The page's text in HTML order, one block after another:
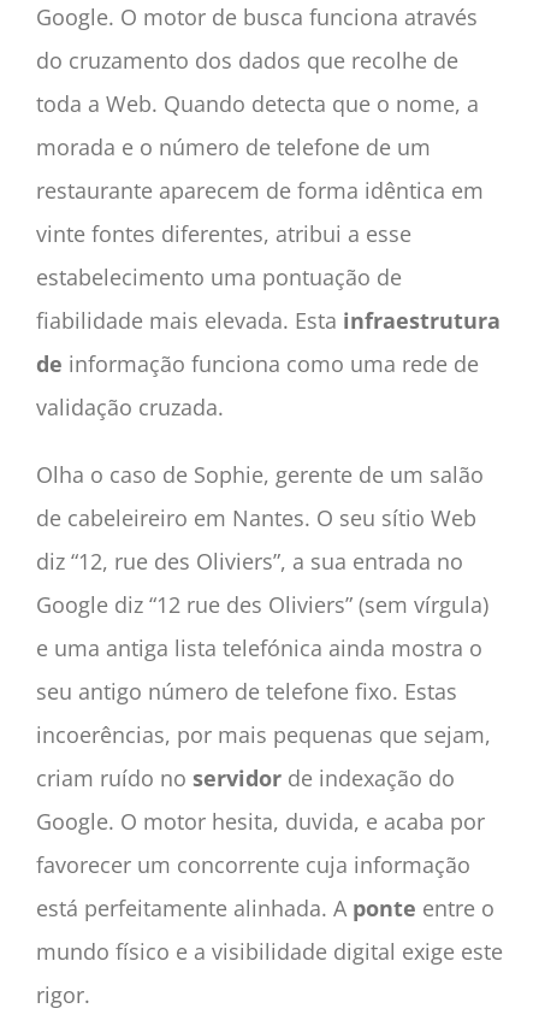
Google. O motor de busca funciona através
do cruzamento dos dados que recolhe de
toda a Web. Quando detecta que o nome, a
morada e o número de telefone de um
restaurante aparecem de forma idêntica em
vinte fontes diferentes, atribui a esse
estabelecimento uma pontuação de
fiabilidade mais elevada. Esta infraestrutura
de informação funciona como uma rede de
validação cruzada.
Olha o caso de Sophie, gerente de um salão
de cabeleireiro em Nantes. O seu sítio Web
diz “12, rue des Oliviers”, a sua entrada no
Google diz “12 rue des Oliviers” (sem vírgula)
e uma antiga lista telefónica ainda mostra o
seu antigo número de telefone fixo. Estas
incoerências, por mais pequenas que sejam,
criam ruído no servidor de indexação do
Google. O motor hesita, duvida, e acaba por
favorecer um concorrente cuja informação
está perfeitamente alinhada. A ponte entre o
mundo físico e a visibilidade digital exige este
rigor.